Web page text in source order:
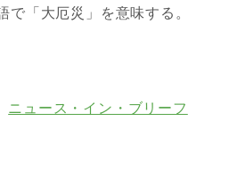
「大厄災」を意味する。
ニュース・イン・ブリーフ